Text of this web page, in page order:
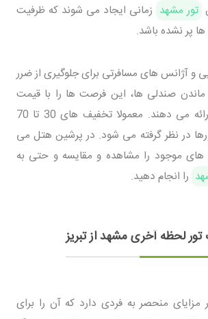
تور مشهد زمانی ایجاد می شوند که ظرفیت
پر نشده باشد.
و آژانس های مسافرتی برای جلوگیری از ضرر
ماندن صندلی ها، این فرصت ها را با قیمت
های کاهش یافته ارائه می دهند. معمولا تخفیف های 30 تا 70
در نظر گرفته می شود. در پرشین هتل می
های موجود را مشاهده و مقایسه و حتی به
را انجام دهید.
تور لحظه آخری مشهد از تبریز
مزایای منحصر به فردی دارد که آن را برای